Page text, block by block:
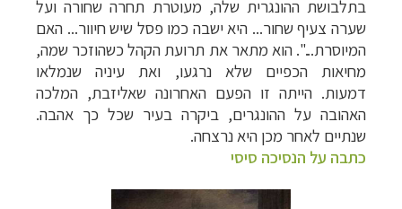
בתלבושת ההונגרית שלה, מעוטרת תחרה שחורה ועל
שערה צעיף שחור... היא ישבה כמו פסל שיש חיוור... האם
המיוסרת...". הוא מתאר את תרועת הקהל כשהוזכר שמה,
מחיאות הכפיים שלא נרגעו, ואת עיניה שנמלאו
דמעות. הייתה זו הפעם האחרונה שאליזבת, המלכה
האהובה על ההונגרים, ביקרה בעיר שכל כך אהבה.
שנתיים לאחר מכן היא נרצחה.
כתבה על הנסיכה סיסי